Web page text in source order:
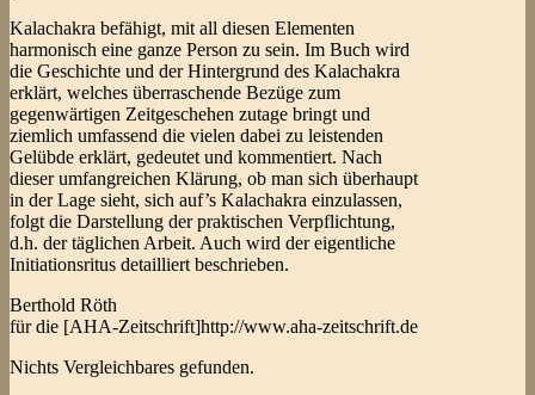
Kalachakra befähigt, mit all diesen Elementen
harmonisch eine ganze Person zu sein. Im Buch wird
die Geschichte und der Hintergrund des Kalachakra
erklärt, welches überraschende Bezüge zum
gegenwärtigen Zeitgeschehen zutage bringt und
ziemlich umfassend die vielen dabei zu leistenden
Gelübde erklärt, gedeutet und kommentiert. Nach
dieser umfangreichen Klärung, ob man sich überhaupt
in der Lage sieht, sich auf’s Kalachakra einzulassen,
folgt die Darstellung der praktischen Verpflichtung,
d.h. der täglichen Arbeit. Auch wird der eigentliche
Initiationsritus detailliert beschrieben.
Berthold Röth
für die [AHA-Zeitschrift]http://www.aha-zeitschrift.de
Nichts Vergleichbares gefunden.